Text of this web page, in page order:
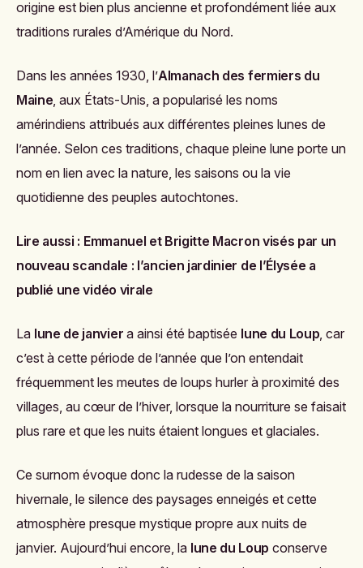
origine est bien plus ancienne et profondément liée aux
traditions rurales d’Amérique du Nord.
Dans les années 1930, l’Almanach des fermiers du
Maine , aux États-Unis, a popularisé les noms
amérindiens attribués aux différentes pleines lunes de
l’année. Selon ces traditions, chaque pleine lune porte un
nom en lien avec la nature, les saisons ou la vie
quotidienne des peuples autochtones.
Lire aussi : Emmanuel et Brigitte Macron visés par un
nouveau scandale : l’ancien jardinier de l’Élysée a
publié une vidéo virale
La lune de janvier a ainsi été baptisée lune du Loup , car
c’est à cette période de l’année que l’on entendait
fréquemment les meutes de loups hurler à proximité des
villages, au cœur de l’hiver, lorsque la nourriture se faisait
plus rare et que les nuits étaient longues et glaciales.
Ce surnom évoque donc la rudesse de la saison
hivernale, le silence des paysages enneigés et cette
atmosphère presque mystique propre aux nuits de
janvier. Aujourd’hui encore, la lune du Loup conserve